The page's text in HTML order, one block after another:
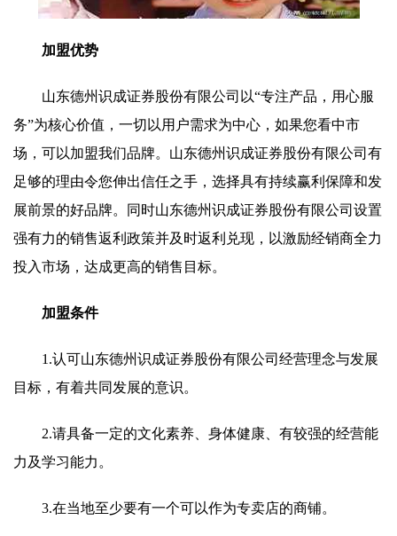
加盟优势
山东德州识成证券股份有限公司以“专注产品，用心服
务”为核心价值，一切以用户需求为中心，如果您看中市
场，可以加盟我们品牌。山东德州识成证券股份有限公司有
足够的理由令您伸出信任之手，选择具有持续赢利保障和发
展前景的好品牌。同时山东德州识成证券股份有限公司设置
强有力的销售返利政策并及时返利兑现，以激励经销商全力
投入市场，达成更高的销售目标。
加盟条件
1.认可山东德州识成证券股份有限公司经营理念与发展
目标，有着共同发展的意识。
2.请具备一定的文化素养、身体健康、有较强的经营能
力及学习能力。
3.在当地至少要有一个可以作为专卖店的商铺。